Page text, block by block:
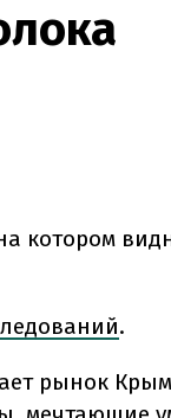
котором
.
рынок